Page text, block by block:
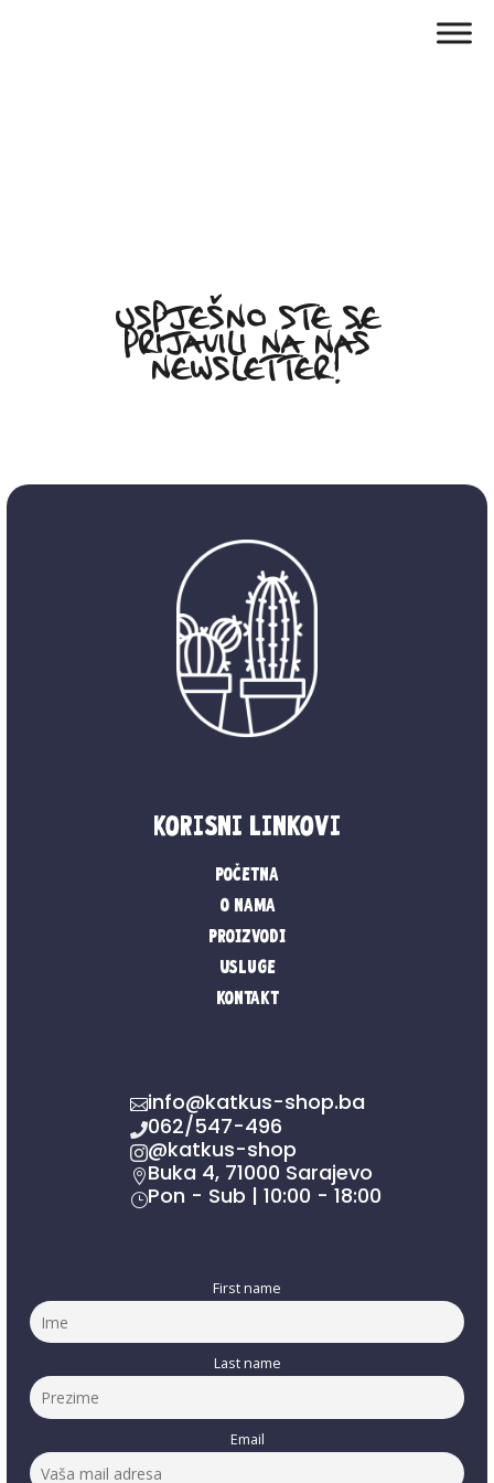
Uspješno ste se
prijavili na naš
newsletter!
Korisni linkovi
Početna
O nama
Proizvodi
Usluge
Kontakt
info@katkus-shop.ba
062/547-496
@katkus-shop
Buka 4, 71000 Sarajevo
}Pon - Sub | 10:00 - 18:00
First name
Last name
Email